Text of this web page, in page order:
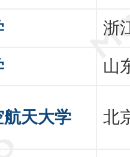
浙
山
天大学 北